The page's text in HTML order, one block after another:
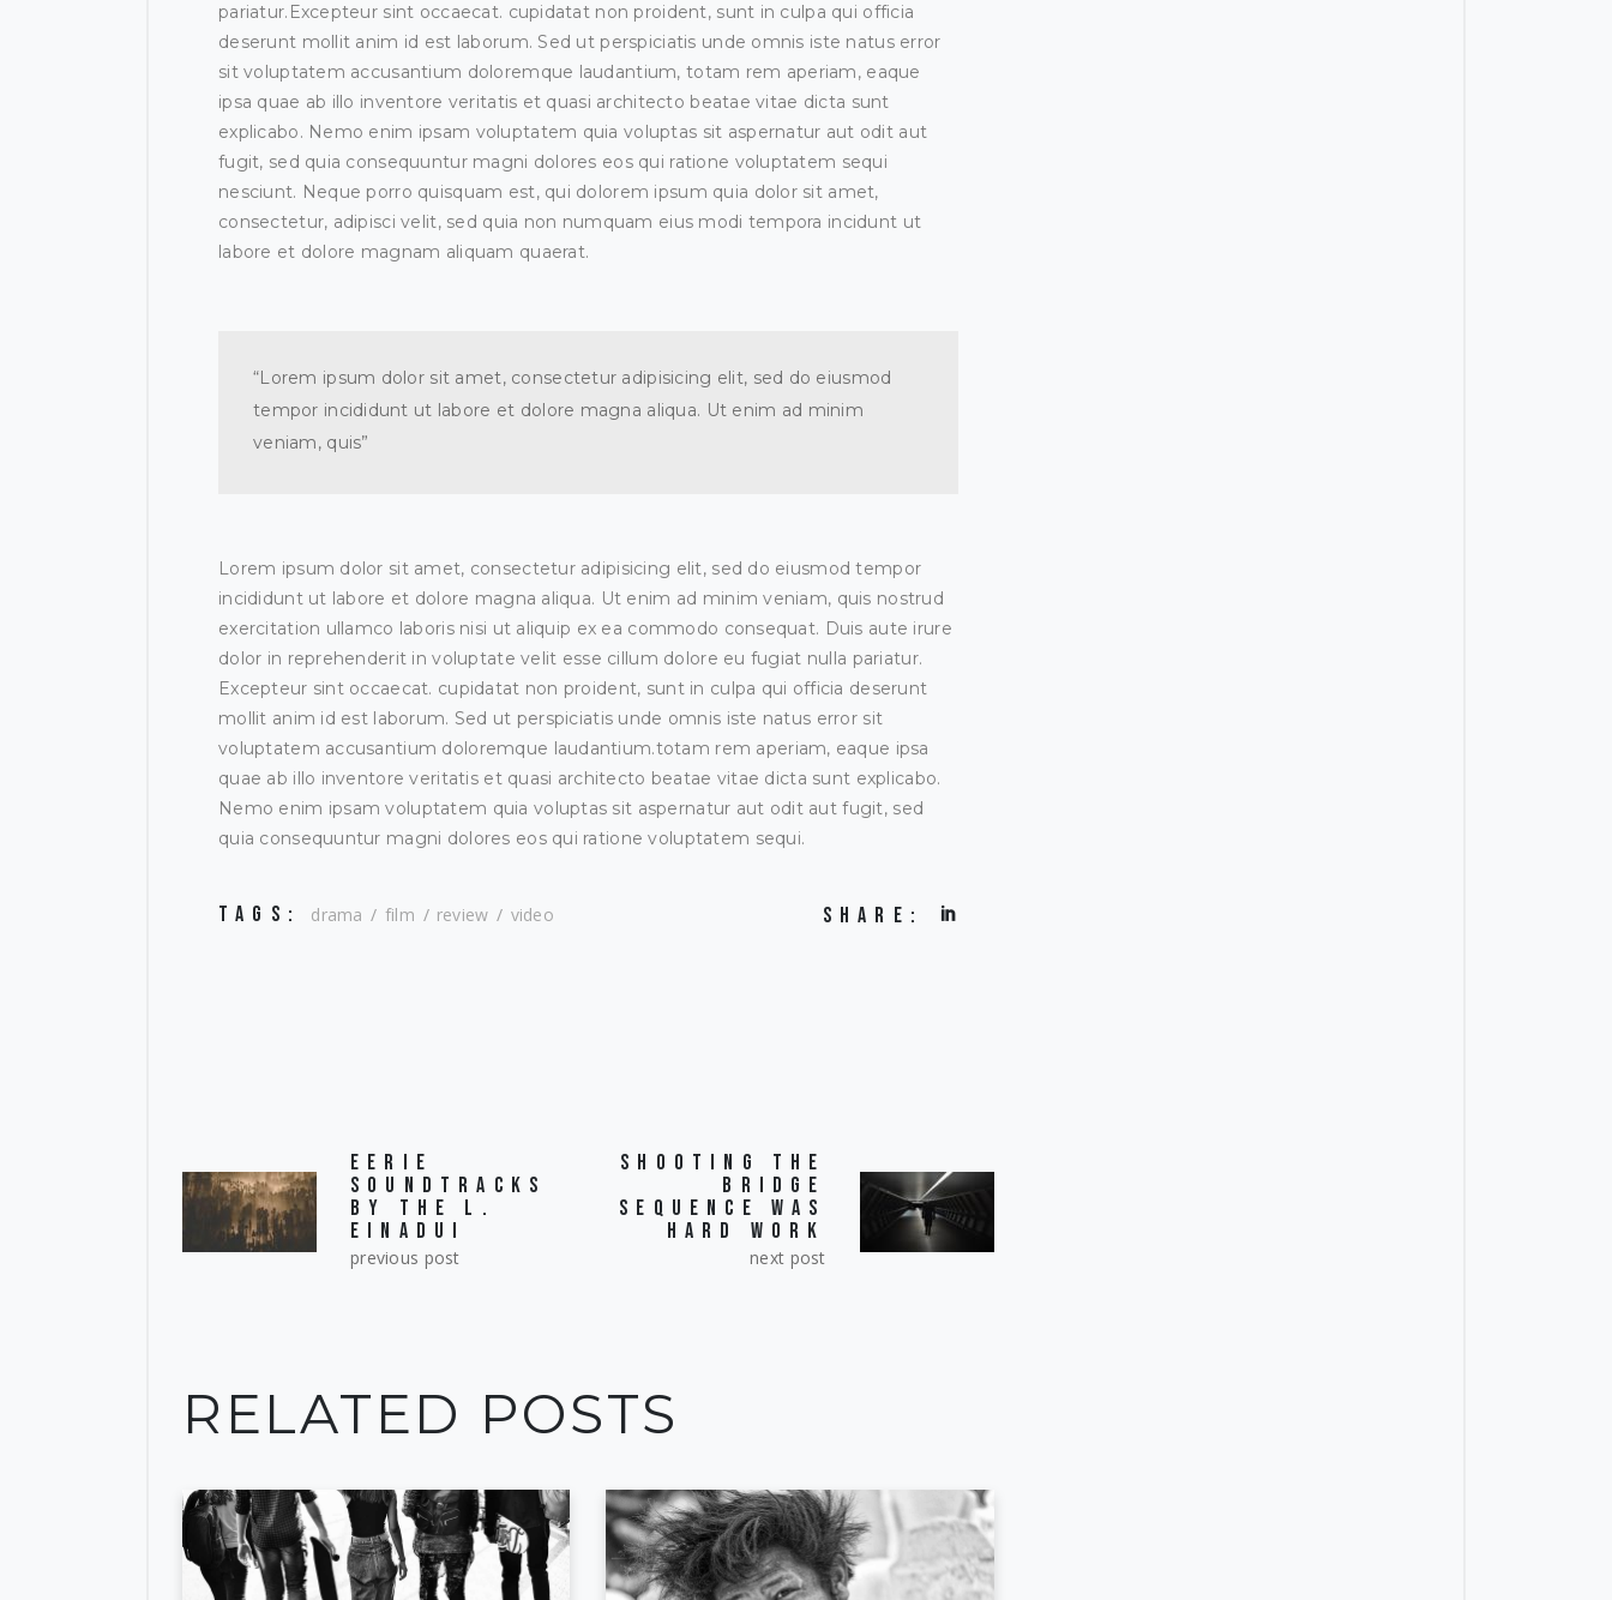
pariatur.Excepteur sint occaecat. cupidatat non proident, sunt in culpa qui officia
deserunt mollit anim id est laborum. Sed ut perspiciatis unde omnis iste natus error
sit voluptatem accusantium doloremque laudantium, totam rem aperiam, eaque
ipsa quae ab illo inventore veritatis et quasi architecto beatae vitae dicta sunt
explicabo. Nemo enim ipsam voluptatem quia voluptas sit aspernatur aut odit aut
fugit, sed quia consequuntur magni dolores eos qui ratione voluptatem sequi
nesciunt. Neque porro quisquam est, qui dolorem ipsum quia dolor sit amet,
consectetur, adipisci velit, sed quia non numquam eius modi tempora incidunt ut
labore et dolore magnam aliquam quaerat.
“Lorem ipsum dolor sit amet, consectetur adipisicing elit, sed do eiusmod
tempor incididunt ut labore et dolore magna aliqua. Ut enim ad minim
veniam, quis”
Lorem ipsum dolor sit amet, consectetur adipisicing elit, sed do eiusmod tempor
incididunt ut labore et dolore magna aliqua. Ut enim ad minim veniam, quis nostrud
exercitation ullamco laboris nisi ut aliquip ex ea commodo consequat. Duis aute irure
dolor in reprehenderit in voluptate velit esse cillum dolore eu fugiat nulla pariatur.
Excepteur sint occaecat. cupidatat non proident, sunt in culpa qui officia deserunt
mollit anim id est laborum. Sed ut perspiciatis unde omnis iste natus error sit
voluptatem accusantium doloremque laudantium.totam rem aperiam, eaque ipsa
quae ab illo inventore veritatis et quasi architecto beatae vitae dicta sunt explicabo.
Nemo enim ipsam voluptatem quia voluptas sit aspernatur aut odit aut fugit, sed
quia consequuntur magni dolores eos qui ratione voluptatem sequi.
TAGS: drama film review video SHARE:
EERIE
SOUNDTRACKS
BY THE L.
EINADUI
previous post
SHOOTING THE
BRIDGE
SEQUENCE WAS
HARD WORK
next post
RELATED POSTS